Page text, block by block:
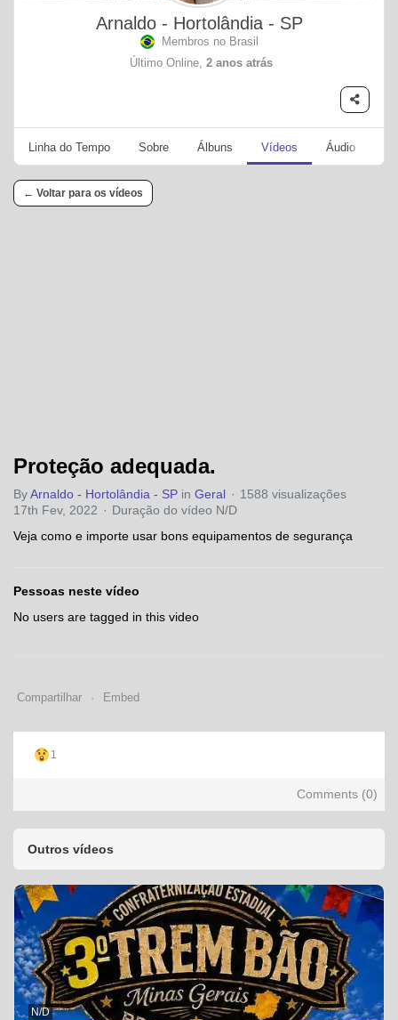
Arnaldo - Hortolândia - SP
Membros no Brasil
Último Online, 2 anos atrás
Linha do Tempo Sobre Álbuns Vídeos Áudio
← Voltar para os vídeos
Proteção adequada.
ByArnaldo - Hortolândia - SP in Geral
1588 visualizações
17th Fev, 2022
Duração do vídeo N/D
Veja como e importe usar bons equipamentos de segurança
Pessoas neste vídeo
No users are tagged in this video
Compartilhar Embed
1
Comments (0)
Outros vídeos
N/D